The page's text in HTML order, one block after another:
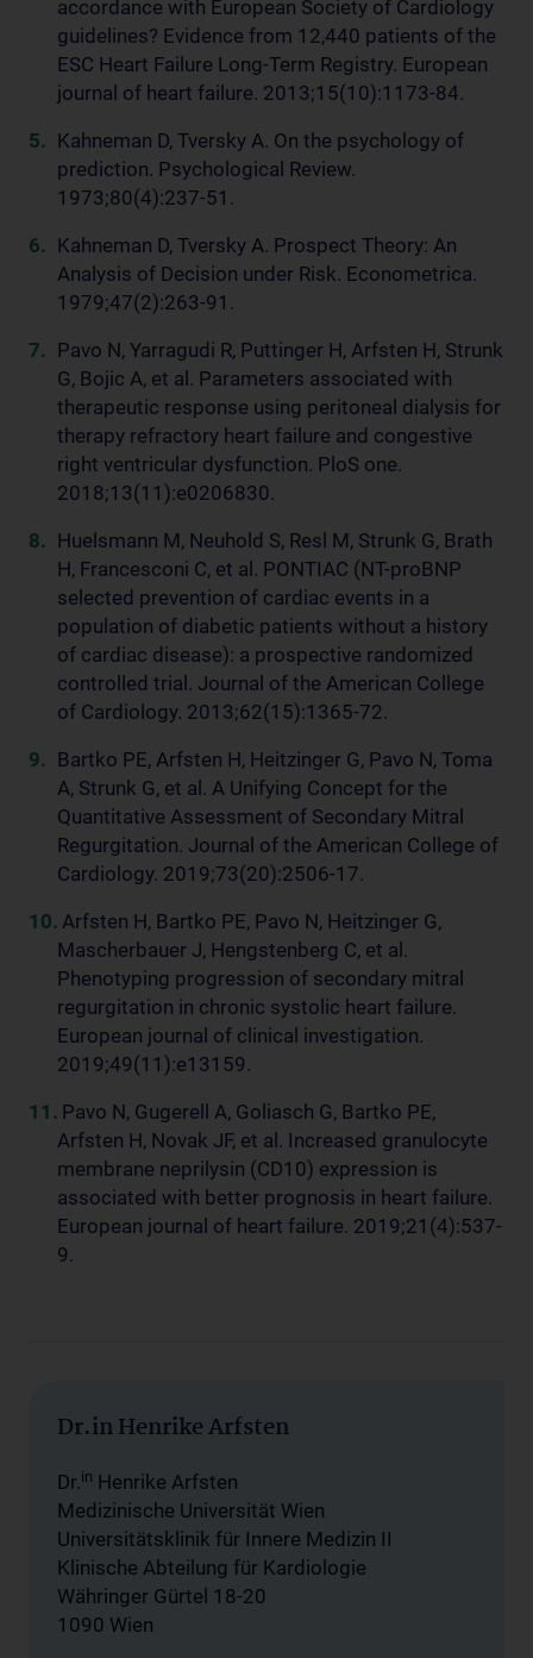
accordance with European Society of Cardiology
guidelines? Evidence from 12,440 patients of the
ESC Heart Failure Long-Term Registry. European
journal of heart failure. 2013;15(10):1173-84.
Kahneman D, Tversky A. On the psychology of
prediction. Psychological Review.
1973;80(4):237-51.
Kahneman D, Tversky A. Prospect Theory: An
Analysis of Decision under Risk. Econometrica.
1979;47(2):263-91.
Pavo N, Yarragudi R, Puttinger H, Arfsten H, Strunk
G, Bojic A, et al. Parameters associated with
therapeutic response using peritoneal dialysis for
therapy refractory heart failure and congestive
right ventricular dysfunction. PloS one.
2018;13(11):e0206830.
Huelsmann M, Neuhold S, Resl M, Strunk G, Brath
H, Francesconi C, et al. PONTIAC (NT-proBNP
selected prevention of cardiac events in a
population of diabetic patients without a history
of cardiac disease): a prospective randomized
controlled trial. Journal of the American College
of Cardiology. 2013;62(15):1365-72.
Bartko PE, Arfsten H, Heitzinger G, Pavo N, Toma
A, Strunk G, et al. A Unifying Concept for the
Quantitative Assessment of Secondary Mitral
Regurgitation. Journal of the American College of
Cardiology. 2019;73(20):2506-17.
Arfsten H, Bartko PE, Pavo N, Heitzinger G,
Mascherbauer J, Hengstenberg C, et al.
Phenotyping progression of secondary mitral
regurgitation in chronic systolic heart failure.
European journal of clinical investigation.
2019;49(11):e13159.
Pavo N, Gugerell A, Goliasch G, Bartko PE,
Arfsten H, Novak JF, et al. Increased granulocyte
membrane neprilysin (CD10) expression is
associated with better prognosis in heart failure.
European journal of heart failure. 2019;21(4):537-
9.
Dr.in Henrike Arfsten
Dr.in Henrike Arfsten
Medizinische Universität Wien
Universitätsklinik für Innere Medizin II
Klinische Abteilung für Kardiologie
Währinger Gürtel 18-20
1090 Wien